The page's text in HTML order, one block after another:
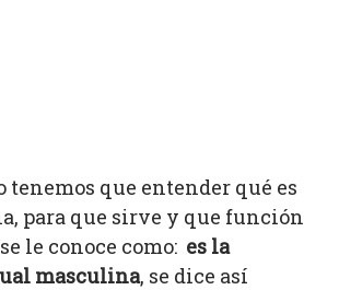
tenemos que entender qué es
para que sirve y que función
le conoce como: es la
masculina, se dice así